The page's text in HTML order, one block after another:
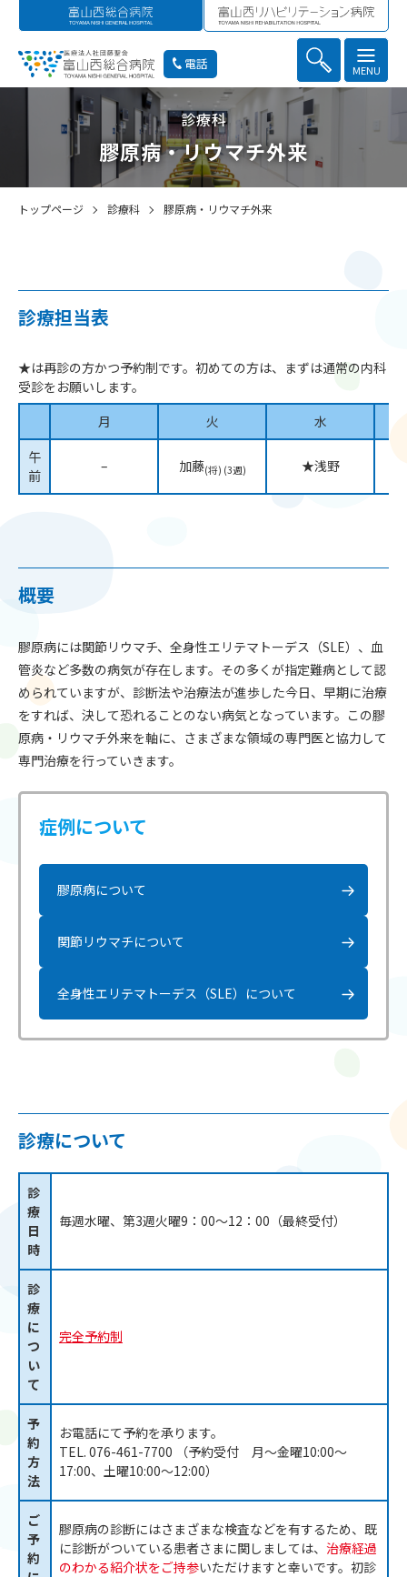
MENU
電話
診療科
膠原病・リウマチ外来
トップページ 診療科 膠原病・リウマチ外来
診療担当表
★は再診の方かつ予約制です。初めての方は、まずは通常の内科
受診をお願いします。
月
火
水
午
前
– 加藤(将) (3週) ★浅野
概要
膠原病には関節リウマチ、全身性エリテマトーデス（SLE）、血
管炎など多数の病気が存在します。その多くが指定難病として認
められていますが、診断法や治療法が進歩した今日、早期に治療
をすれば、決して恐れることのない病気となっています。この膠
原病・リウマチ外来を軸に、さまざまな領域の専門医と協力して
専門治療を行っていきます。
症例について
膠原病について
関節リウマチについて
全身性エリテマトーデス（SLE）について
診療について
診
療
日
時
毎週水曜、第3週火曜9：00～12：00（最終受付）
診
療
に
つ
い
て
完全予約制
予
約
方
法
お電話にて予約を承ります。
TEL. 076-461-7700 （予約受付 月～金曜10:00～
17:00、土曜10:00～12:00）
ご
予
約
膠原病の診断にはさまざまな検査などを有するため、既
に診断がついている患者さまに関しましては、 治療経過
のわかる紹介状をご持参いただけますと幸いです。初診